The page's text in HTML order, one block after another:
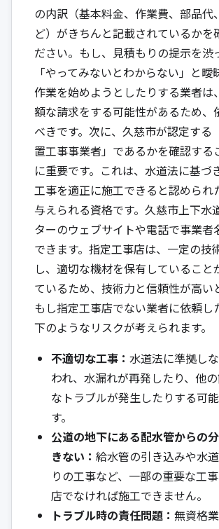
の内訳（基本料金、作業費、部品代
ど）がきちんと記載されているかを
ださい。もし、見積もりの提示を渋
「やってみないとわからない」と曖
作業を始めようとしたりする業者は
額な請求をする可能性があるため、
べきです。次に、久慈市が認定する
置工事事業者」であるかを確認する
に重要です。これは、水道法に基づ
工事を適正に施工できると認められ
与えられる資格です。久慈市上下水
ターのウェブサイトや電話で事業者
できます。指定工事店は、一定の技
し、適切な機材を保有していること
ているため、技術力と信頼性が高い
もし指定工事店でない業者に依頼し
下のようなリスクが考えられます。
不適切な工事： 水道法に準拠し
われ、水漏れが再発したり、他
なトラブルが発生したりする可
す。
公道の地下にある配水管からの
きない： 給水管の引き込みや水
りの工事など、一部の重要な工
店でなければ施工できません。
トラブル時の責任問題： 無資格